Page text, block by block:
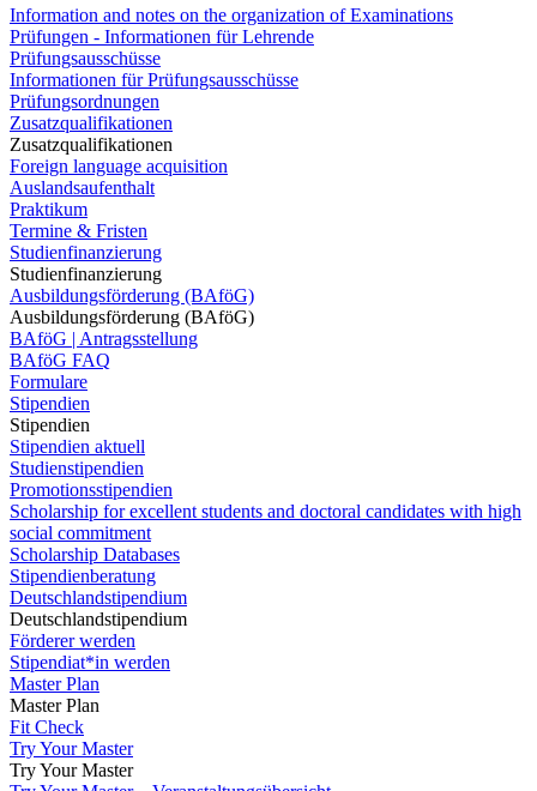
Information and notes on the organization of Examinations
Prüfungen - Informationen für Lehrende
Prüfungsausschüsse
Informationen für Prüfungsausschüsse
Prüfungsordnungen
Zusatzqualifikationen
Zusatzqualifikationen
Foreign language acquisition
Auslandsaufenthalt
Praktikum
Termine & Fristen
Studienfinanzierung
Studienfinanzierung
Ausbildungsförderung (BAföG)
Ausbildungsförderung (BAföG)
BAföG | Antragsstellung
BAföG FAQ
Formulare
Stipendien
Stipendien
Stipendien aktuell
Studienstipendien
Promotionsstipendien
Scholarship for excellent students and doctoral candidates with high
social commitment
Scholarship Databases
Stipendienberatung
Deutschlandstipendium
Deutschlandstipendium
Förderer werden
Stipendiat*in werden
Master Plan
Master Plan
Fit Check
Try Your Master
Try Your Master